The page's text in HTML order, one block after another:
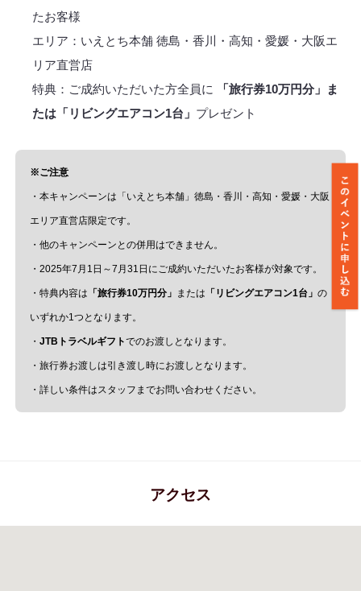
たお客様
エリア：いえとち本舗 徳島・香川・高知・愛媛・大阪エ
リア直営店
特典：ご成約いただいた方全員に
「旅行券10万円分」ま
たは「リビングエアコン1台」 プレゼント
※ご注意
・本キャンペーンは「いえとち本舗」徳島・香川・高知・愛媛・大阪
エリア直営店限定です。
・他のキャンペーンとの併用はできません。
・2025年7月1日～7月31日にご成約いただいたお客様が対象です。
・特典内容は 「旅行券10万円分」 または 「リビングエアコン1台」 の
いずれか1つとなります。
・ JTBトラベルギフトでのお渡しとなります。
・旅行券お渡しは引き渡し時にお渡しとなります。
・詳しい条件はスタッフまでお問い合わせください。
アクセス